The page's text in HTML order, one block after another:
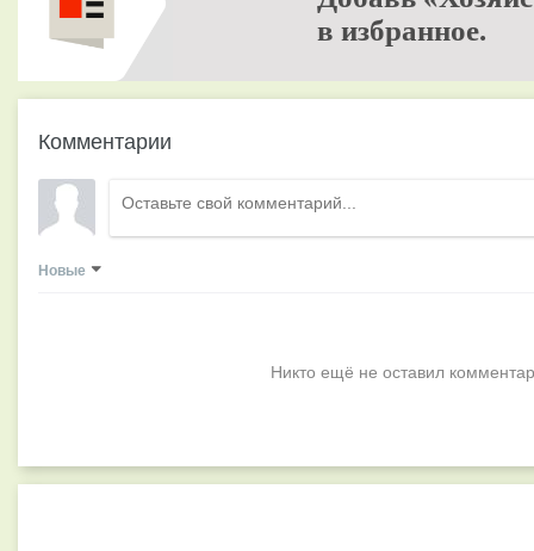
в избранное.
Комментарии
Новые
Никто ещё не оставил